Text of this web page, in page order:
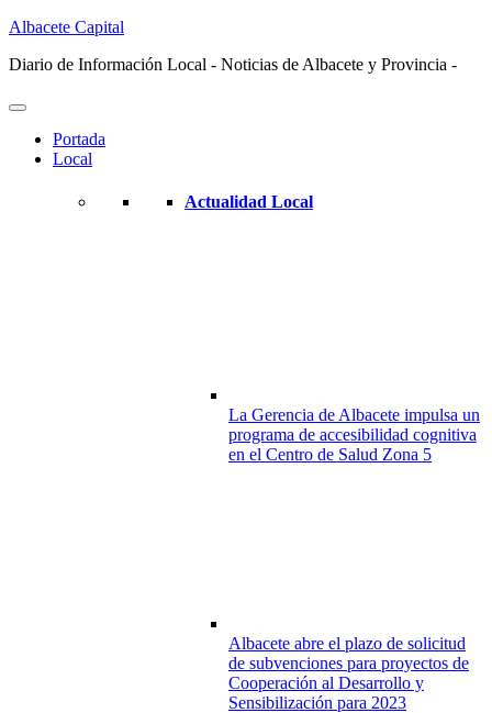
Albacete Capital
Diario de Información Local - Noticias de Albacete y Provincia -
Portada
Local
Actualidad Local
La Gerencia de Albacete impulsa un
programa de accesibilidad cognitiva
en el Centro de Salud Zona 5
Albacete abre el plazo de solicitud
de subvenciones para proyectos de
Cooperación al Desarrollo y
Sensibilización para 2023